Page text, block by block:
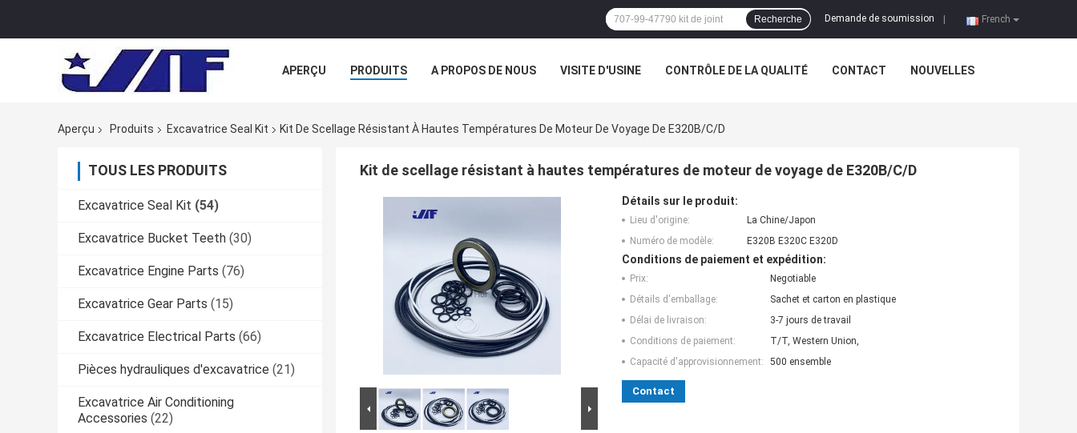
French
Demande de soumission
Recherche
APERÇU PRODUITS A PROPOS DE NOUS VISITE D'USINE CONTRÔLE DE LA QUALITÉ CONTACT NOUVELLES
Aperçu
Produits Excavatrice Seal Kit Kit De Scellage Résistant À Hautes Températures De Moteur De Voyage De E320B/C/D
TOUS LES PRODUITS
Excavatrice Seal Kit (54)
Excavatrice Bucket Teeth (30)
Excavatrice Engine Parts (76)
Excavatrice Gear Parts (15)
Excavatrice Electrical Parts (66)
Pièces hydrauliques d'excavatrice (21)
Excavatrice Air Conditioning
Accessories (22)
Kit de scellage résistant à hautes températures de moteur de voyage de E320B/C/D
Détails sur le produit:
Lieu d'origine:
La Chine/Japon
Numéro de modèle:
E320B E320C E320D
Conditions de paiement et expédition:
Prix:
Negotiable
Détails d'emballage:
Sachet et carton en plastique
Délai de livraison:
3-7 jours de travail
Conditions de paiement:
T/T, Western Union,
Capacité d'approvisionnement:
500 ensemble
Contact